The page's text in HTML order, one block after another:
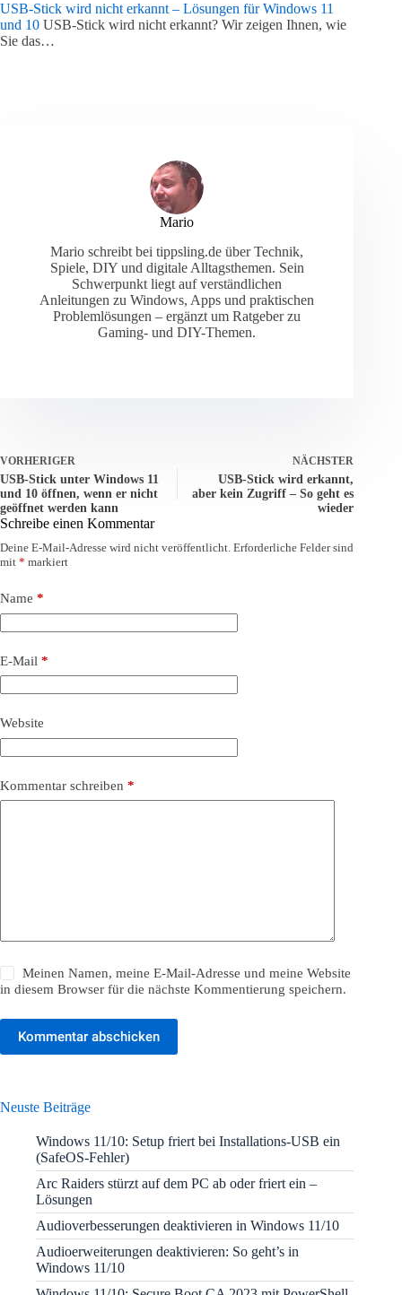
USB-Stick wird nicht erkannt – Lösungen für Windows 11
und 10 USB-Stick wird nicht erkannt? Wir zeigen Ihnen, wie
Sie das…
Mario
Mario schreibt bei tippsling.de über Technik,
Spiele, DIY und digitale Alltagsthemen. Sein
Schwerpunkt liegt auf verständlichen
Anleitungen zu Windows, Apps und praktischen
Problemlösungen – ergänzt um Ratgeber zu
Gaming- und DIY-Themen.
VORHERIGER
USB-Stick unter Windows 11
und 10 öffnen, wenn er nicht
geöffnet werden kann
NÄCHSTER
USB-Stick wird erkannt,
aber kein Zugriff – So geht es
wieder
Schreibe einen Kommentar
Deine E-Mail-Adresse wird nicht veröffentlicht. Erforderliche Felder sind
mit * markiert
Name *
E-Mail *
Website
Kommentar schreiben *
Meinen Namen, meine E-Mail-Adresse und meine Website
in diesem Browser für die nächste Kommentierung speichern.
Kommentar abschicken
Neuste Beiträge
Windows 11/10: Setup friert bei Installations-USB ein
(SafeOS-Fehler)
Arc Raiders stürzt auf dem PC ab oder friert ein –
Lösungen
Audioverbesserungen deaktivieren in Windows 11/10
Audioerweiterungen deaktivieren: So geht’s in
Windows 11/10